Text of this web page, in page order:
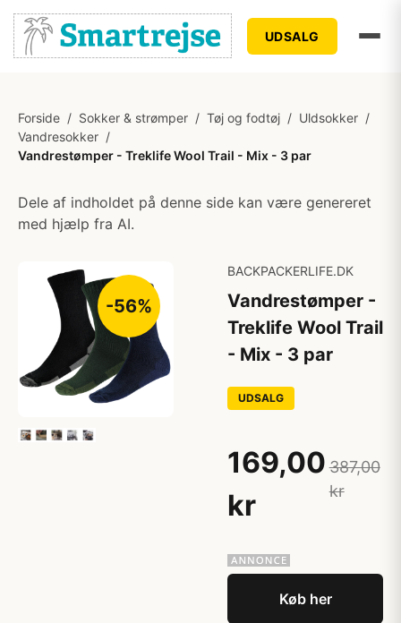
UDSALG
Forside / Sokker & strømper / Tøj og fodtøj / Uldsokker /
Vandresokker /
Vandrestømper - Treklife Wool Trail - Mix - 3 par
Dele af indholdet på denne side kan være genereret
med hjælp fra AI.
-56%
BACKPACKERLIFE.DK
Vandrestømper -
Treklife Wool Trail
- Mix - 3 par
UDSALG
169,00
kr
387,00
kr
Køb her